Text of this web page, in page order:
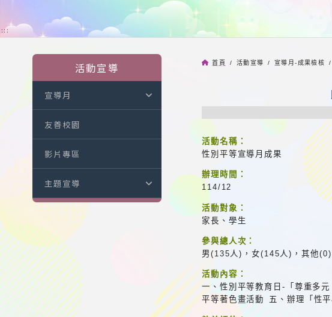
:::
活動宣導
宣導月
友善校園
影片專區
主題宣導
首頁 / 活動宣導 / 宣導月-成果檢核 /
活動名稱：
性別平等宣導月成果
辦理時間：
114/12
活動對象：
家長、學生
參與總人次：
男(135人)，女(145人)，其他
活動內容：
一、性別平等教育日-「尊重多
平等著色畫活動 五、辦理「性